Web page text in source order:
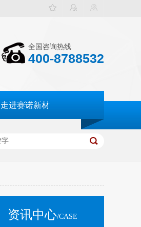
全国咨询热线
400-8788532
走进赛诺新材
资讯中心/CASE